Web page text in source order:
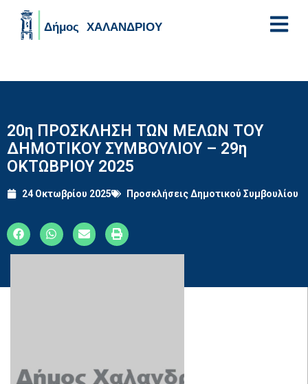
20η ΠΡΟΣΚΛΗΣΗ ΤΩΝ ΜΕΛΩΝ ΤΟΥ
ΔΗΜΟΤΙΚΟΥ ΣΥΜΒΟΥΛΙΟΥ – 29η
ΟΚΤΩΒΡΙΟΥ 2025
24 Οκτωβρίου 2025 Προσκλήσεις Δημοτικού Συμβουλίου